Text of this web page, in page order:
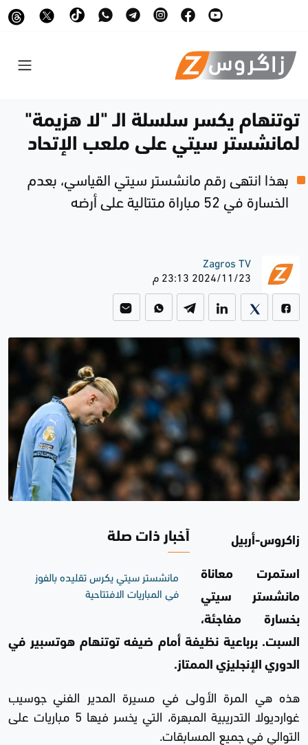
توتنهام يكسر سلسلة الـ "لا هزيمة"
لمانشستر سيتي على ملعب الإتحاد
بهذا انتهى رقم مانشستر سيتي القياسي، بعدم
الخسارة في 52 مباراة متتالية على أرضه
Zagros TV
2024/11/23 23:13 م
أخبار ذات صلة
مانشستر سيتي يكرس تقليده بالفوز
في المباريات الافتتاحية
زاكروس-أربيل
استمرت معاناة
مانشستر سيتي
بخسارة مفاجئة،
السبت. برباعية نظيفة أمام ضيفه توتنهام هوتسبير في
الدوري الإنجليزي الممتاز.
هذه هي المرة الأولى في مسيرة المدير الفني جوسيب
غوارديولا التدريبية المبهرة، التي يخسر فيها 5 مباريات على
التوالي في جميع المسابقات.